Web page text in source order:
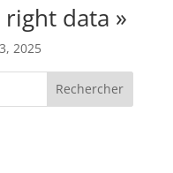
right data »
2025
Rechercher